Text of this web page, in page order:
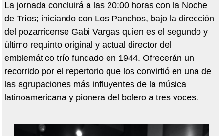
La jornada concluirá a las 20:00 horas con la Noche
de Tríos; iniciando con Los Panchos, bajo la dirección
del pozarricense Gabi Vargas quien es el segundo y
último requinto original y actual director del
emblemático trío fundado en 1944. Ofrecerán un
recorrido por el repertorio que los convirtió en una de
las agrupaciones más influyentes de la música
latinoamericana y pionera del bolero a tres voces.